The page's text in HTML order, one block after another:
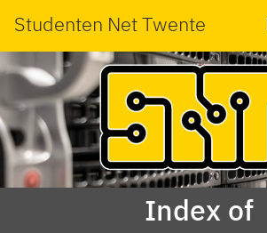
Studenten Net Twente
Index of